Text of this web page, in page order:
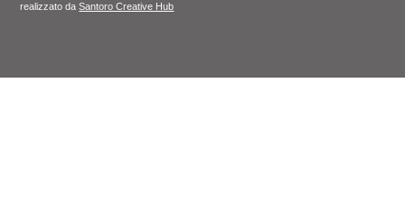
realizzato daSantoro Creative Hub